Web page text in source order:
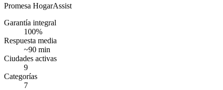
Promesa HogarAssist
Garantía integral
100%
Respuesta media
~90 min
Ciudades activas
9
Categorías
7